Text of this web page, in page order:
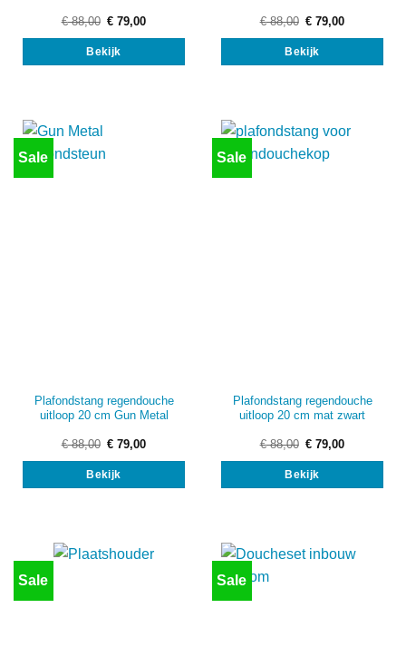
€88,00 Oorspronkelijke
was:
€ 88,00.
€ 79,00Huidige
is:
Bekijk
€88,00 Oorspronkelijke
was:
€ 88,00.
€ 79,00Huidige
is:
Bekijk
Sale
Plafondstang regendouche
uitloop 20 cm Gun Metal
€88,00 Oorspronkelijke
was:
€ 88,00.
€ 79,00Huidige
is:
Bekijk
Sale
Plafondstang regendouche
uitloop 20 cm mat zwart
€88,00 Oorspronkelijke
was:
€ 88,00.
€ 79,00Huidige
is:
Bekijk
Sale Sale